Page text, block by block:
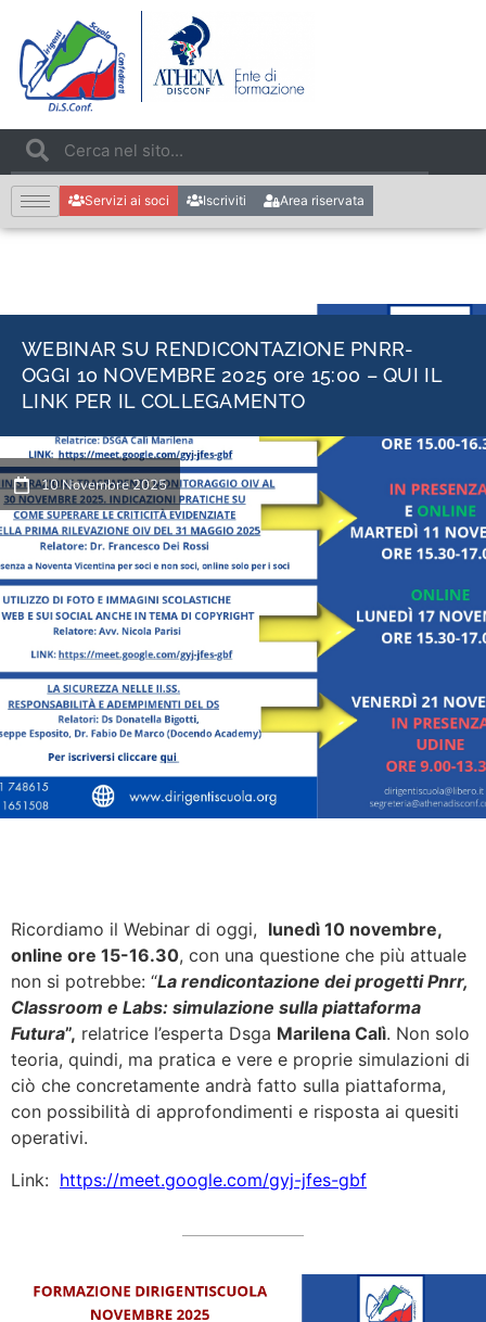
Servizi ai soci Iscriviti Area riservata
WEBINAR SU RENDICONTAZIONE PNRR-
OGGI 10 NOVEMBRE 2025 ore 15:00 – QUI IL
LINK PER IL COLLEGAMENTO
10 Novembre 2025
Ricordiamo il Webinar di oggi, lunedì 10 novembre,
online ore 15-16.30, con una questione che più attuale
non si potrebbe: “La rendicontazione dei progetti Pnrr,
Classroom e Labs: simulazione sulla piattaforma
Futura”, relatrice l’esperta Dsga Marilena Calì. Non solo
teoria, quindi, ma pratica e vere e proprie simulazioni di
ciò che concretamente andrà fatto sulla piattaforma,
con possibilità di approfondimenti e risposta ai quesiti
operativi.
Link: https://meet.google.com/gyj-jfes-gbf